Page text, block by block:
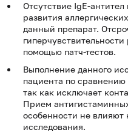
Отсутствие IgE-
развития
данный препарат.
помощью патч-тестов.
Выполнение данного
пациента по
так как исключает
Прием
особенности не влияют
исследования.